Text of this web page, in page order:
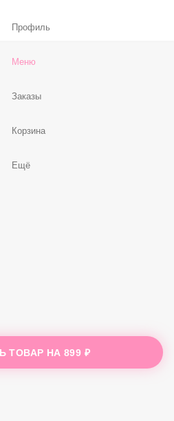
ТОВАР НА899 ₽
Профиль
Меню
Заказы
Корзина
Ещё